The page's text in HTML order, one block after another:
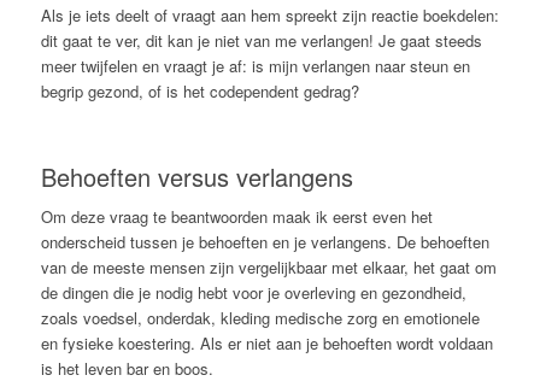
Als je iets deelt of vraagt aan hem spreekt zijn reactie boekdelen:
dit gaat te ver, dit kan je niet van me verlangen! Je gaat steeds
meer twijfelen en vraagt je af: is mijn verlangen naar steun en
begrip gezond, of is het codependent gedrag?
Behoeften versus verlangens
Om deze vraag te beantwoorden maak ik eerst even het
onderscheid tussen je behoeften en je verlangens. De behoeften
van de meeste mensen zijn vergelijkbaar met elkaar, het gaat om
de dingen die je nodig hebt voor je overleving en gezondheid,
zoals voedsel, onderdak, kleding medische zorg en emotionele
en fysieke koestering. Als er niet aan je behoeften wordt voldaan
is het leven bar en boos.